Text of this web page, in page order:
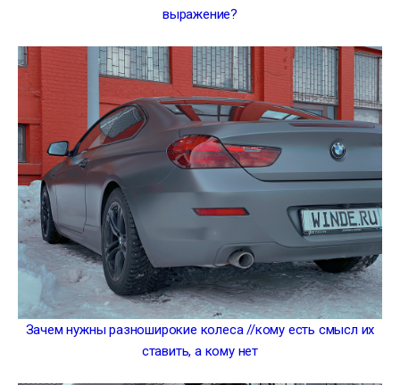
выражение?
Зачем нужны разноширокие колеса //кому есть смысл их
ставить, а кому нет